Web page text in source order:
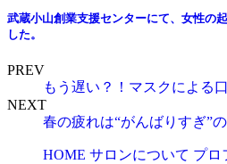
武蔵小山創業支援センターにて、女性の
した。 ⁡
PREV
もう遅い？！マスクによる
NEXT
春の疲れは“がんばりすぎ”
HOME サロンについて プロ